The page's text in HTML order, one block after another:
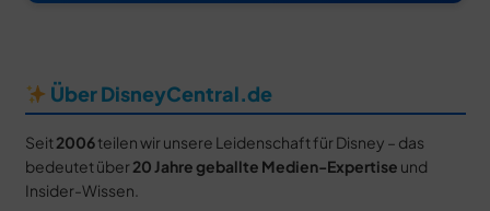
Über DisneyCentral.de
Seit 2006teilen wir unsere Leidenschaft für Disney – das
bedeutet über 20 Jahre geballte Medien-Expertise und
Insider-Wissen.